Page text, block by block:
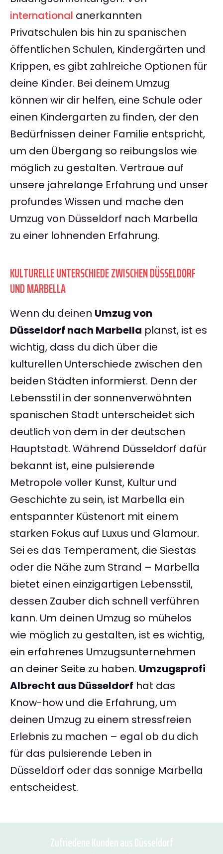
international anerkannten
Privatschulen bis hin zu spanischen
öffentlichen Schulen, Kindergärten und
Krippen, es gibt zahlreiche Optionen für
deine Kinder. Bei deinem Umzug
können wir dir helfen, eine Schule oder
einen Kindergarten zu finden, der den
Bedürfnissen deiner Familie entspricht,
um den Übergang so reibungslos wie
möglich zu gestalten. Vertraue auf
unsere jahrelange Erfahrung und unser
profundes Wissen und mache den
Umzug von Düsseldorf nach Marbella
zu einer lohnenden Erfahrung.
KULTURELLE UNTERSCHIEDE ZWISCHEN DÜSSELDORF
UND MARBELLA
Wenn du deinen Umzug von
Düsseldorf nach Marbella planst, ist es
wichtig, dass du dich über die
kulturellen Unterschiede zwischen den
beiden Städten informierst. Denn der
Lebensstil in der sonnenverwöhnten
spanischen Stadt unterscheidet sich
deutlich von dem in der deutschen
Hauptstadt. Während Düsseldorf dafür
bekannt ist, eine pulsierende
Metropole voller Kunst, Kultur und
Geschichte zu sein, ist Marbella ein
entspannter Küstenort mit einem
starken Fokus auf Luxus und Glamour.
Sei es das Temperament, die Siestas
oder die Nähe zum Strand – Marbella
bietet einen einzigartigen Lebensstil,
dessen Zauber dich schnell verführen
kann. Um deinen Umzug so mühelos
wie möglich zu gestalten, ist es wichtig,
ein erfahrenes Umzugsunternehmen
an deiner Seite zu haben. Umzugsprofi
Albrecht aus Düsseldorf hat das
Know-how und die Erfahrung, um
deinen Umzug zu einem stressfreien
Erlebnis zu machen – egal ob du dich
für das pulsierende Leben in
Düsseldorf oder das sonnige Marbella
entscheidest.
Zufriedene Kunden aus Düsseldorf